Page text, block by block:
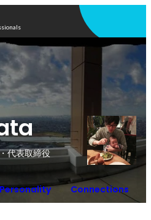
代表取締役
Personality Connections